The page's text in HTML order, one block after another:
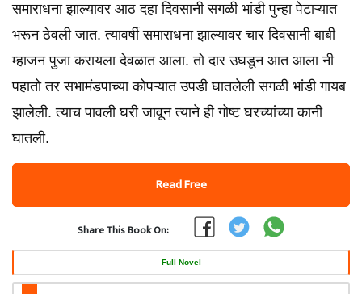
समाराधना झाल्यावर आठ दहा दिवसानी सगळी भांडी पुन्हा पेटाऱ्यात
भरून ठेवली जात. त्यावर्षी समाराधना झाल्यावर चार दिवसानी बाबी
म्हाजन पुजा करायला देवळात आला. तो दार उघडून आत आला नी
पहातो तर सभामंडपाच्या कोपऱ्यात उपडी घातलेली सगळी भांडी गायब
झालेली. त्याच पावली घरी जावून त्याने ही गोष्ट घरच्यांच्या कानी
घातली.
Read Free
Share This Book On:
Full Novel